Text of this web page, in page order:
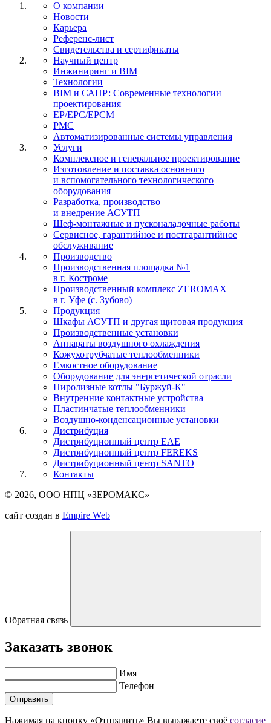
О компании
Новости
Карьера
Референс-лист
Свидетельства и сертификаты
Научный центр
Инжиниринг и BIM
Технологии
BIM и САПР: Современные технологии
проектирования
EP/EPC/EPCM
PMC
Автоматизированные системы управления
Услуги
Комплексное и генеральное проектирование
Изготовление и поставка основного
и вспомогательного технологического
оборудования
Разработка, производство
и внедрение АСУТП
Шеф-монтажные и пусконаладочные работы
Сервисное, гарантийное и постгарантийное
обслуживание
Производство
Производственная площадка №1
в г. Костроме
Производственный комплекс ZEROMAX
в г. Уфе (с. Зубово)
Продукция
Шкафы АСУТП и другая щитовая продукция
Производственные установки
Аппараты воздушного охлаждения
Кожухотрубчатые теплообменники
Емкостное оборудование
Оборудование для энергетической отрасли
Пиролизные котлы "Буржуй-К"
Внутренние контактные устройства
Пластинчатые теплообменники
Воздушно-конденсационные установки
Дистрибуция
Дистрибуционный центр EAE
Дистрибуционный центр FEREKS
Дистрибуционный центр SANTO
Контакты
© 2026, ООО НПЦ «ЗЕРОМАКС»
сайт создан в Empire Web
Обратная связь
Заказать звонок
Имя
Телефон
Отправить
Нажимая на кнопку «Отправить» Вы выражаете своё согласие